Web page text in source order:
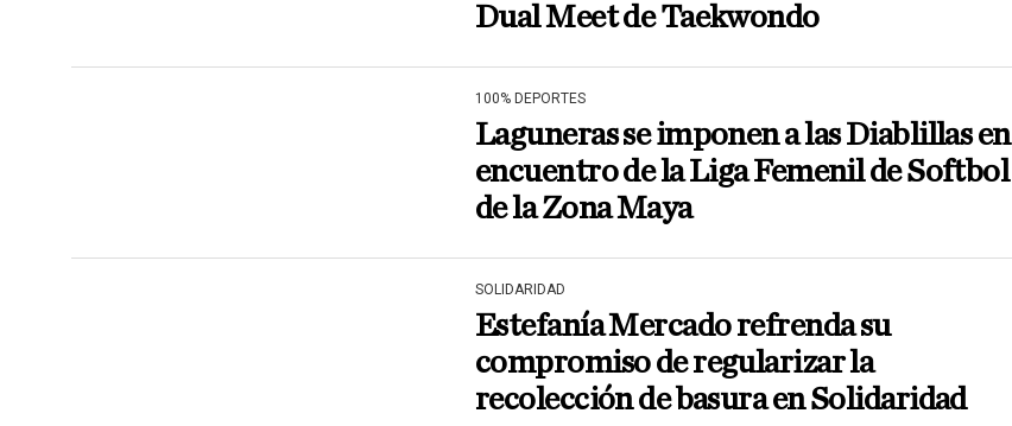
Dual Meet de Taekwondo
100% DEPORTES
Laguneras se imponen a las Diablillas en
encuentro de la Liga Femenil de Softbol
de la Zona Maya
SOLIDARIDAD
Estefanía Mercado refrenda su
compromiso de regularizar la
recolección de basura en Solidaridad